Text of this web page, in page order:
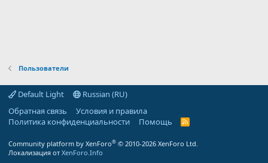
Пользователи
Default Light
Russian (RU)
Обратная связь
Условия и правила
Политика конфиденциальности
Помощь
R
Community platform by XenForo® © 2010-2026 XenForo Ltd.
Локализация от XenForo.Info